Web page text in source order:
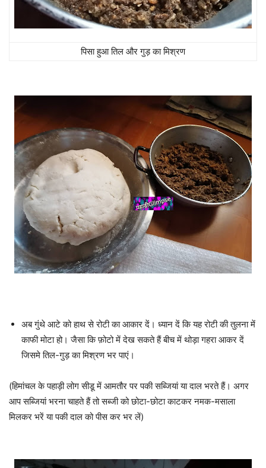
पिसा हुआ तिल और गुड़ का मिश्रण
अब गुंथे आटे को हाथ से रोटी का आकार दें। ध्यान दें कि यह रोटी की तुलना में
काफी मोटा हो। जैसा कि फ़ोटो में देख सकते हैं बीच में थोड़ा गहरा आकर दें
जिसमे तिल-गुड़ का मिश्रण भर पाएं।
(हिमांचल के पहाड़ी लोग सीडू में आमतौर पर पकी सब्जियां या दाल भरते हैं। अगर
आप सब्जियां भरना चाहते हैं तो सब्जी को छोटा-छोटा काटकर नमक-मसाला
मिलकर भरें या पकी दाल को पीस कर भर लें)